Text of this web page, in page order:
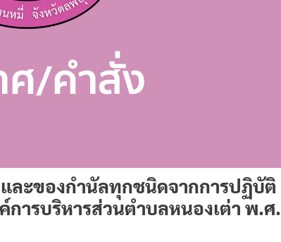
ละของกำนัลทุกชนิดจากการปฏิบัติ
ารบริหารส่วนตำบลหนองเต่า พ.ศ.